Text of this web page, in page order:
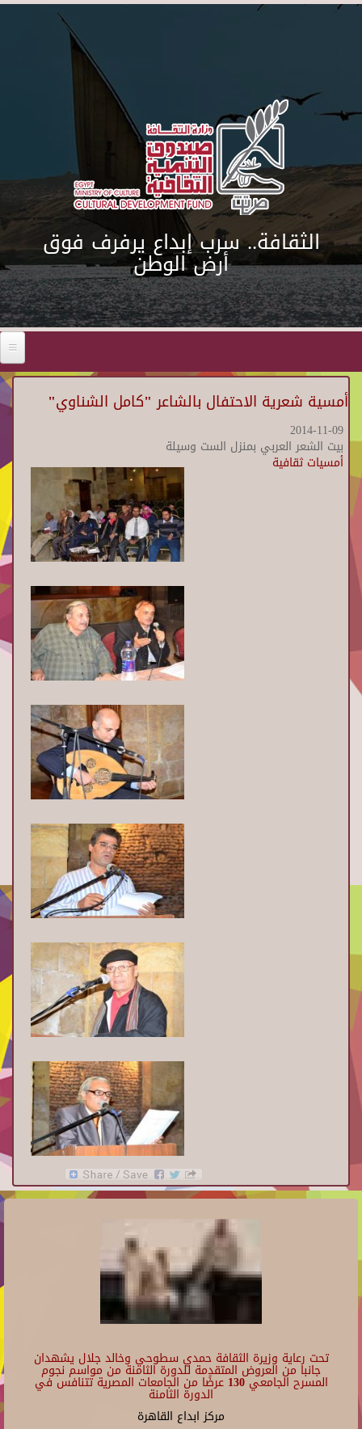
Skip to main content
الثقافة.. سرب إبداع يرفرف فوق
أرض الوطن
أمسية شعرية الاحتفال بالشاعر "كامل الشناوي"
2014-11-09
بيت الشعر العربي بمنزل الست وسيلة
أمسيات ثقافية
تحت رعاية وزيرة الثقافة حمدي سطوحي وخالد جلال يشهدان
جانبا من العروض المتقدمة للدورة الثامنة من مواسم نجوم
المسرح الجامعي 130 عرضًا من الجامعات المصرية تتنافس في
الدورة الثامنة
مركز ابداع القاهرة